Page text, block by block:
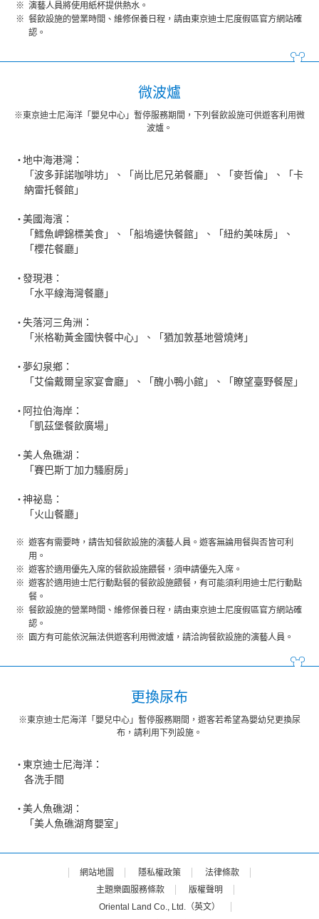
演藝人員將使用紙杯提供熱水。
餐飲設施的營業時間、維修保養日程，請由東京迪士尼度假區官方網站確
認。
微波爐
※東京迪士尼海洋「嬰兒中心」暫停服務期間，下列餐飲設施可供遊客利用微
波爐。
地中海港灣：
「波多菲諾咖啡坊」、「尚比尼兄弟餐廳」、「麥哲倫」、「卡
納雷托餐館」
美國海濱：
「鱈魚岬錦標美食」、「船塢邊快餐館」、「紐約美味房」、
「櫻花餐廳」
發現港：
「水平線海灣餐廳」
失落河三角洲：
「米格勒黃金國快餐中心」、「猶加敦基地營燒烤」
夢幻泉鄉：
「艾倫戴爾皇家宴會廳」、「醜小鴨小館」、「瞭望臺野餐屋」
阿拉伯海岸：
「凱茲堡餐飲廣場」
美人魚礁湖：
「賽巴斯丁加力騷廚房」
神祕島：
「火山餐廳」
遊客有需要時，請告知餐飲設施的演藝人員。遊客無論用餐與否皆可利
用。
遊客於適用優先入席的餐飲設施餵餐，須申請優先入席。
遊客於適用迪士尼行動點餐的餐飲設施餵餐，有可能須利用迪士尼行動點
餐。
餐飲設施的營業時間、維修保養日程，請由東京迪士尼度假區官方網站確
認。
園方有可能依況無法供遊客利用微波爐，請洽詢餐飲設施的演藝人員。
更換尿布
※東京迪士尼海洋「嬰兒中心」暫停服務期間，遊客若希望為嬰幼兒更換尿
布，請利用下列設施。
東京迪士尼海洋：
各洗手間
美人魚礁湖：
「美人魚礁湖育嬰室」
網站地圖 隱私權政策
法律條款
主題樂園服務條款
版權聲明
Oriental Land Co., Ltd.（英文）